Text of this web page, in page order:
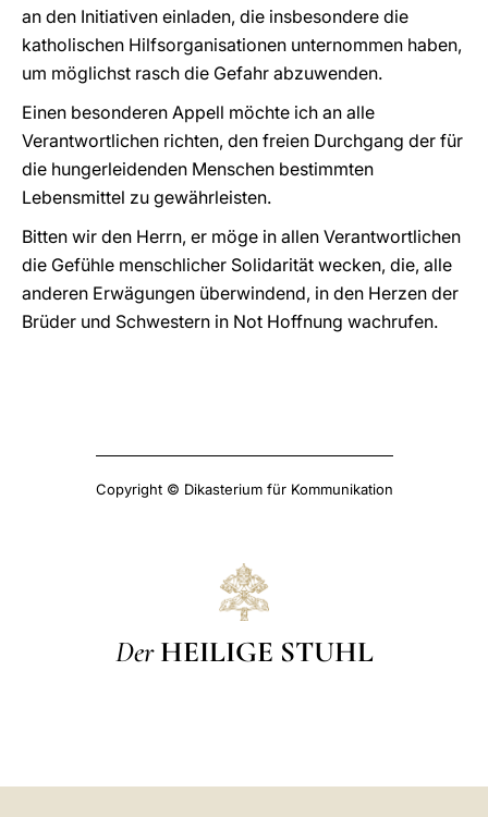
an den Initiativen einladen, die insbesondere die
katholischen Hilfsorganisationen unternommen haben,
um möglichst rasch die Gefahr abzuwenden.
Einen besonderen Appell möchte ich an alle
Verantwortlichen richten, den freien Durchgang der für
die hungerleidenden Menschen bestimmten
Lebensmittel zu gewährleisten.
Bitten wir den Herrn, er möge in allen Verantwortlichen
die Gefühle menschlicher Solidarität wecken, die, alle
anderen Erwägungen überwindend, in den Herzen der
Brüder und Schwestern in Not Hoffnung wachrufen.
Copyright © Dikasterium für Kommunikation
Der HEILIGE STUHL